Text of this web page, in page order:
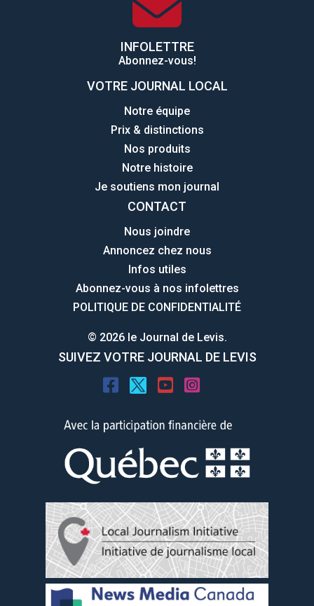
INFOLETTRE
Abonnez-vous!
VOTRE JOURNAL LOCAL
Notre équipe
Prix & distinctions
Nos produits
Notre histoire
Je soutiens mon journal
CONTACT
Nous joindre
Annoncez chez nous
Infos utiles
Abonnez-vous à nos infolettres
POLITIQUE DE CONFIDENTIALITÉ
© 2026 le Journal de Levis.
SUIVEZ VOTRE JOURNAL DE LEVIS